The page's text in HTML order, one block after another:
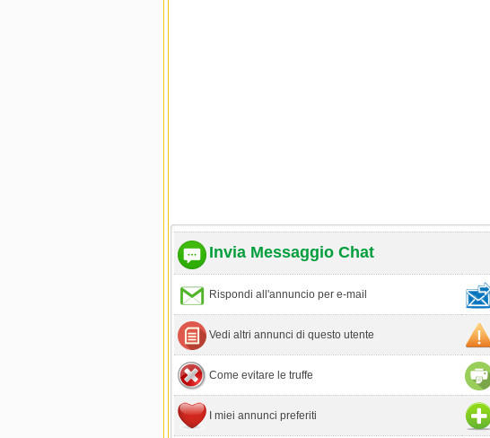
Invia Messaggio Chat
Rispondi all'annuncio per e-mail
Vedi altri annunci di questo utente
Come evitare le truffe
I miei annunci preferiti